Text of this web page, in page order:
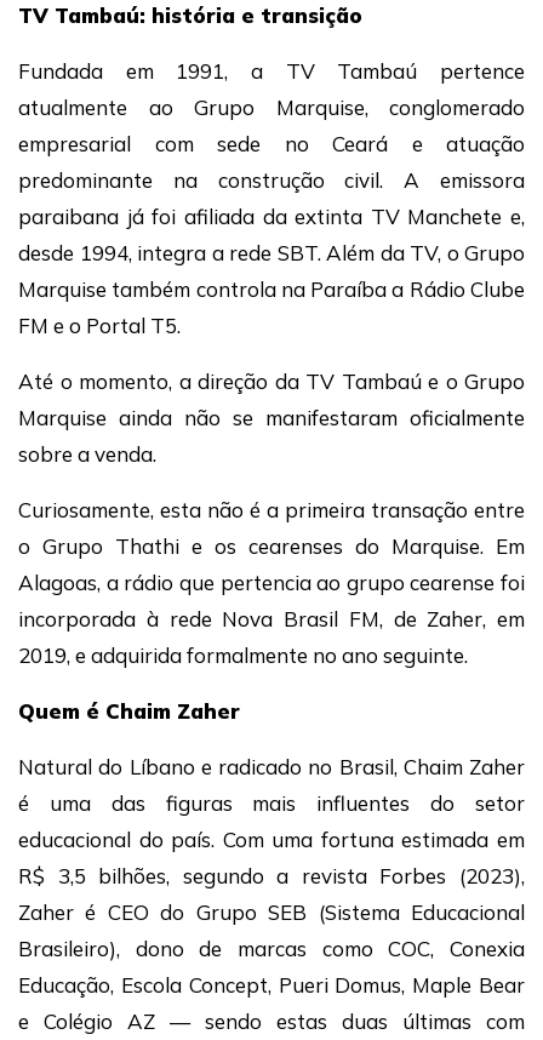
TV Tambaú: história e transição
Fundada em 1991, a TV Tambaú pertence
atualmente ao Grupo Marquise, conglomerado
empresarial com sede no Ceará e atuação
predominante na construção civil. A emissora
paraibana já foi afiliada da extinta TV Manchete e,
desde 1994, integra a rede SBT. Além da TV, o Grupo
Marquise também controla na Paraíba a Rádio Clube
FM e o Portal T5.
Até o momento, a direção da TV Tambaú e o Grupo
Marquise ainda não se manifestaram oficialmente
sobre a venda.
Curiosamente, esta não é a primeira transação entre
o Grupo Thathi e os cearenses do Marquise. Em
Alagoas, a rádio que pertencia ao grupo cearense foi
incorporada à rede Nova Brasil FM, de Zaher, em
2019, e adquirida formalmente no ano seguinte.
Quem é Chaim Zaher
Natural do Líbano e radicado no Brasil, Chaim Zaher
é uma das figuras mais influentes do setor
educacional do país. Com uma fortuna estimada em
R$ 3,5 bilhões, segundo a revista Forbes (2023),
Zaher é CEO do Grupo SEB (Sistema Educacional
Brasileiro), dono de marcas como COC, Conexia
Educação, Escola Concept, Pueri Domus, Maple Bear
e Colégio AZ — sendo estas duas últimas com